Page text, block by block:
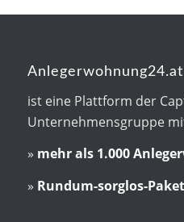
Anlegerwohnung24.at
ist eine Plattform der
Unternehmensgruppe
» mehr als 1.000
» Rundum-sorglos-Paket